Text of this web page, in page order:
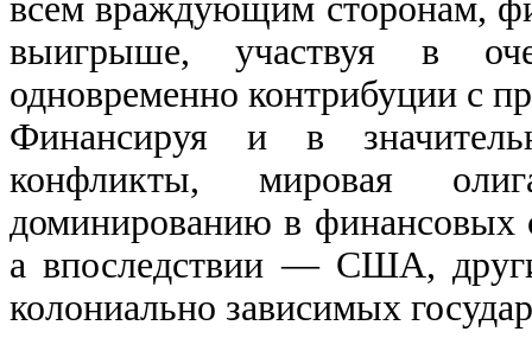
всем враждующим сторонам,
выигрыше, участвуя в
одновременно контрибуции с
Финансируя и в
конфликты, мировая
доминированию в финансовых
а впоследствии — США,
колониально зависимых